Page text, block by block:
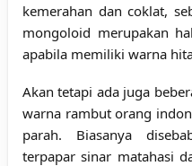
kemerahan dan coklat,
mongoloid merupakan
apabila memiliki warna
Akan tetapi ada juga
warna rambut orang
parah. Biasanya
terpapar sinar matahasi